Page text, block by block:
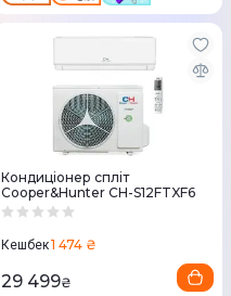
Кондиціонер спліт
Cooper&Hunter CH-S12FTXF6
Кешбек1 474 ₴
29 499₴